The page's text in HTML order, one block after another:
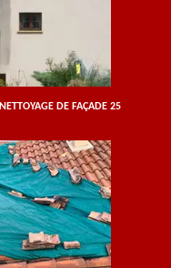
NETTOYAGE DE FAÇADE 25